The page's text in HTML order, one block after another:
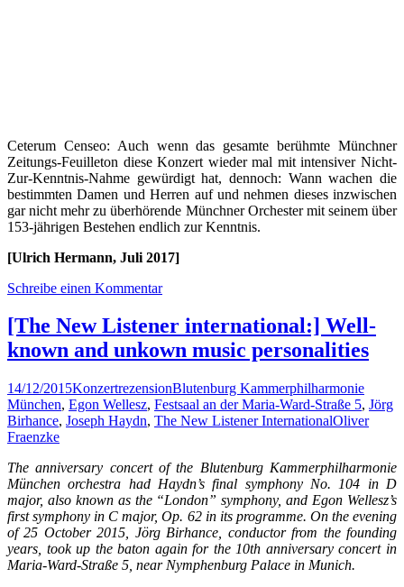
Ceterum Censeo: Auch wenn das gesamte berühmte Münchner
Zeitungs-Feuilleton diese Konzert wieder mal mit intensiver Nicht-
Zur-Kenntnis-Nahme gewürdigt hat, dennoch: Wann wachen die
bestimmten Damen und Herren auf und nehmen dieses inzwischen
gar nicht mehr zu überhörende Münchner Orchester mit seinem über
153-jährigen Bestehen endlich zur Kenntnis.
[Ulrich Hermann, Juli 2017]
Schreibe einen Kommentar
[The New Listener international:] Well-
known and unkown music personalities
14/12/2015KonzertrezensionBlutenburg Kammerphilharmonie
München, Egon Wellesz, Festsaal an der Maria-Ward-Straße 5, Jörg
Birhance, Joseph Haydn, The New Listener InternationalOliver
Fraenzke
The anniversary concert of the Blutenburg Kammerphilharmonie
München orchestra had Haydn’s final symphony No. 104 in D
major, also known as the “London” symphony, and Egon Wellesz’s
first symphony in C major, Op. 62 in its programme. On the evening
of 25 October 2015, Jörg Birhance, conductor from the founding
years, took up the baton again for the 10th anniversary concert in
Maria-Ward-Straße 5, near Nymphenburg Palace in Munich.